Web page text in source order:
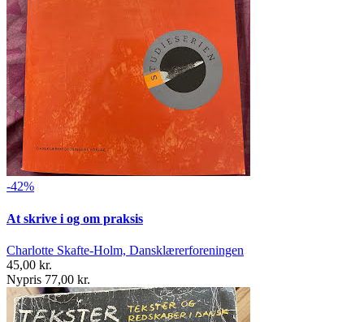
-42%
At skrive i og om praksis
Charlotte Skafte-Holm, Dansklærerforeningen
45,00 kr.
Nypris 77,00 kr.